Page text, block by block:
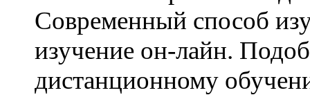
Современный способ
изучение он-лайн.
дистанционному